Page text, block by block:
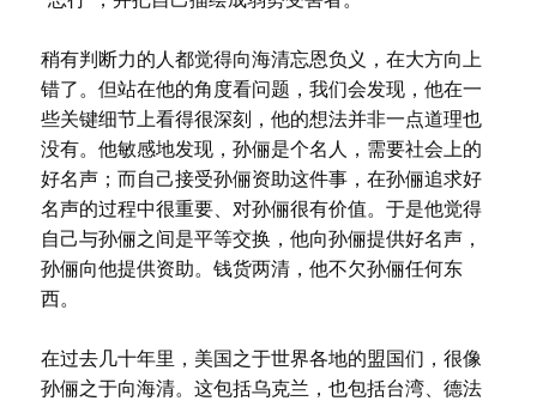
稍有判断力的人都觉得向海清忘恩负义，在大方向上
错了。但站在他的角度看问题，我们会发现，他在一
些关键细节上看得很深刻，他的想法并非一点道理也
没有。他敏感地发现，孙俪是个名人，需要社会上的
好名声；而自己接受孙俪资助这件事，在孙俪追求好
名声的过程中很重要、对孙俪很有价值。于是他觉得
自己与孙俪之间是平等交换，他向孙俪提供好名声，
孙俪向他提供资助。钱货两清，他不欠孙俪任何东
西。
在过去几十年里，美国之于世界各地的盟国们，很像
孙俪之于向海清。这包括乌克兰，也包括台湾、德法